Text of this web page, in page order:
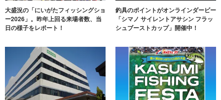
大盛況の「にいがたフィッシングショ
ー2026」。昨年上回る来場者数、当
日の様子をレポート！
釣具のポイントがオンラインダービー
「シマノ サイレントアサシン フラッ
シュブーストカップ」開催中！